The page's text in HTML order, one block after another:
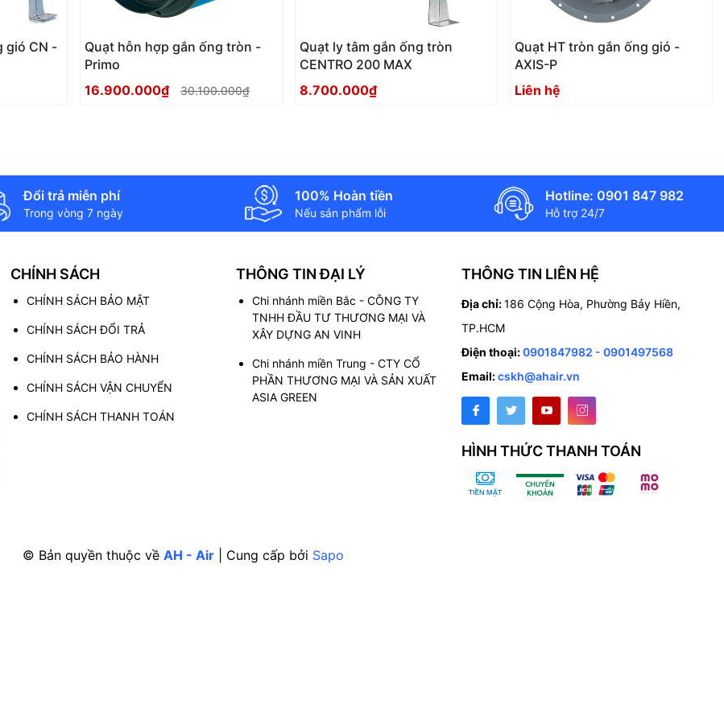
gió CN -
Quạt hỗn hợp gắn ống tròn -
Primo
16.900.000₫
30.100.000₫
Quạt ly tâm gắn ống tròn
CENTRO 200 MAX
8.700.000₫
Quạt HT tròn gắn ống gió -
AXIS-P
Liên hệ
Đổi trả miễn phí
Trong vòng 7 ngày
100% Hoàn tiền
Nếu sản phẩm lỗi
Hotline: 0901 847 982
Hỗ trợ 24/7
CHÍNH SÁCH
CHÍNH SÁCH BẢO MẬT
CHÍNH SÁCH ĐỔI TRẢ
CHÍNH SÁCH BẢO HÀNH
CHÍNH SÁCH VẬN CHUYỂN
CHÍNH SÁCH THANH TOÁN
THÔNG TIN ĐẠI LÝ
Chi nhánh miền Bắc - CÔNG TY
TNHH ĐẦU TƯ THƯƠNG MẠI VÀ
XÂY DỰNG AN VINH
Chi nhánh miền Trung - CTY CỔ
PHẦN THƯƠNG MẠI VÀ SẢN XUẤT
ASIA GREEN
THÔNG TIN LIÊN HỆ
Địa chỉ:186 Cộng Hòa, Phường Bảy Hiền,
TP.HCM
Điện thoại:0901847982 - 0901497568
Email:cskh@ahair.vn
HÌNH THỨC THANH TOÁN
© Bản quyền thuộc về AH - Air Cung cấp bởi Sapo